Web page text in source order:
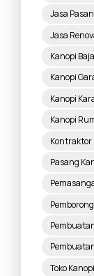
Jasa
Jasa
Kanopi
Kanopi
Kanopi
Kanopi
Kontraktor
Pasang
Toko